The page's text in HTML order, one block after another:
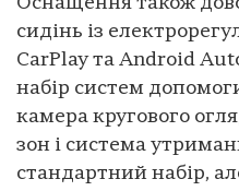
сидінь із
CarPlay та Android
набір систем
камера кругового
зон і система
стандартний набір,